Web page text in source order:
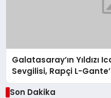
Galatasaray’ın Yıldızı
Sevgilisi, Rapçi L-
Açıklamalar
Son Dakika